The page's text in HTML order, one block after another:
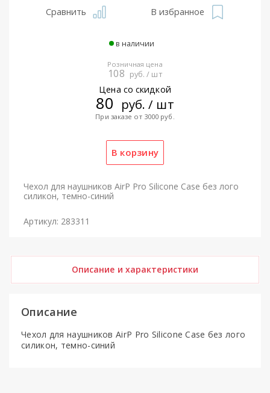
Сравнить В избранное
в наличии
Розничная цена
108 руб. / шт
Цена со скидкой
80 руб. / шт
При заказе от 3000 руб.
Чехол для наушников AirP Pro Silicone Case без лого
силикон, темно-синий
Артикул: 283311
Описание и характеристики
Описание
Чехол для наушников AirP Pro Silicone Case без лого
силикон, темно-синий